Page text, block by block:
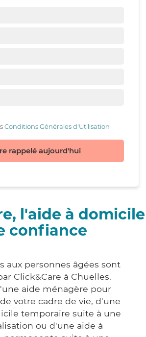
Conditions Générales d'Utilisation
rappelé aujourd'hui
l'aide à domicile
confiance
aux personnes âgées sont
Click&Care à Chuelles.
aide ménagère pour
votre cadre de vie, d'une
temporaire suite à une
ou d'une aide à